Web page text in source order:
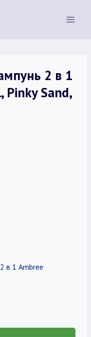
2 в 1
Pinky Sand,
в 1 Ambree